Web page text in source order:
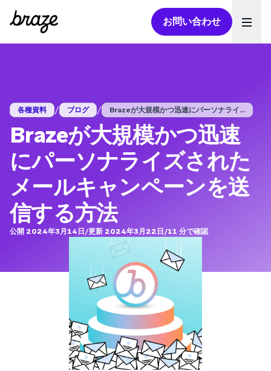
お問い合わせ
各種資料 / ブログ / Brazeが大規模かつ迅速にパーソナライ...
Brazeが大規模かつ迅速
にパーソナライズされた
メールキャンペーンを送
信する方法
公開 2024年3月14日/更新 2024年3月22日/11 分で確認